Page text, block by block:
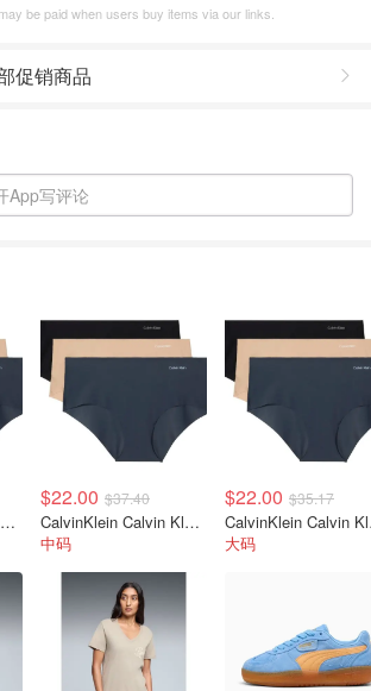
be paid when users buy items via our links.
促销商品
App写评论
CalvinKlein Calvin Klein 女士无痕中腰裤 多件装
$22.00 $37.40
CalvinKlein Calvin Klein 女士无痕中腰三角裤 多件装
中码
$22.00 $35.17
大码